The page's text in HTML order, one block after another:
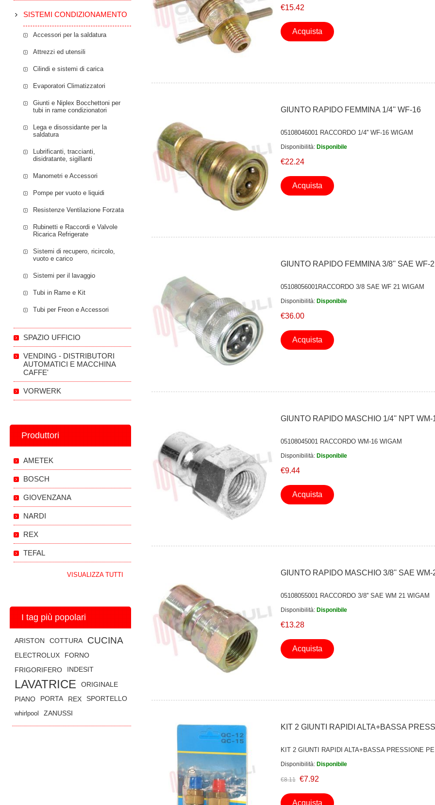
€15.42
Acquista
GIUNTO RAPIDO FEMMINA 1/4'' WF-16
05108046001 RACCORDO 1/4'' WF-16 WIGAM
Disponibilità: Disponibile
€22.24
Acquista
GIUNTO RAPIDO FEMMINA 3/8'' SAE WF-
05108056001RACCORDO 3/8 SAE WF 21 WIGAM
Disponibilità: Disponibile
€36.00
Acquista
GIUNTO RAPIDO MASCHIO 1/4'' NPT WM-
05108045001 RACCORDO WM-16 WIGAM
Disponibilità: Disponibile
€9.44
Acquista
GIUNTO RAPIDO MASCHIO 3/8'' SAE WM-
05108055001 RACCORDO 3/8'' SAE WM 21 WIGAM
Disponibilità: Disponibile
€13.28
Acquista
KIT 2 GIUNTI RAPIDI ALTA+BASSA
KIT 2 GIUNTI RAPIDI ALTA+BASSA PRESSIONE
Disponibilità: Disponibile
€8.11 €7.92
Acquista
SISTEMI CONDIZIONAMENTO
Accessori per la saldatura
Attrezzi ed utensili
Cilindi e sistemi di carica
Evaporatori Climatizzatori
Giunti e Niplex Bocchettoni per
tubi in rame condizionatori
Lega e disossidante per la
saldatura
Lubrificanti, traccianti,
disidratante, sigillanti
Manometri e Accessori
Pompe per vuoto e liquidi
Resistenze Ventilazione Forzata
Rubinetti e Raccordi e Valvole
Ricarica Refrigerate
Sistemi di recupero, ricircolo,
vuoto e carico
Sistemi per il lavaggio
Tubi in Rame e Kit
Tubi per Freon e Accessori
SPAZIO UFFICIO
VENDING - DISTRIBUTORI
AUTOMATICI E MACCHINA
CAFFE'
VORWERK
Produttori
AMETEK
BOSCH
GIOVENZANA
NARDI
REX
TEFAL
VISUALIZZA TUTTI
I tag più popolari
ARISTON COTTURA CUCINA
ELECTROLUX
FORNO
FRIGORIFERO
INDESIT
LAVATRICE
ORIGINALE
PIANO
PORTA REX
SPORTELLO
whirlpool
ZANUSSI